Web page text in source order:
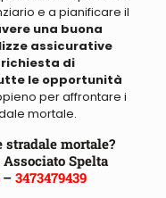
e a pianificare il
una buona
assicurative
di
le opportunità
per affrontare i
mortale.
mortale?
Spelta
–3473479439